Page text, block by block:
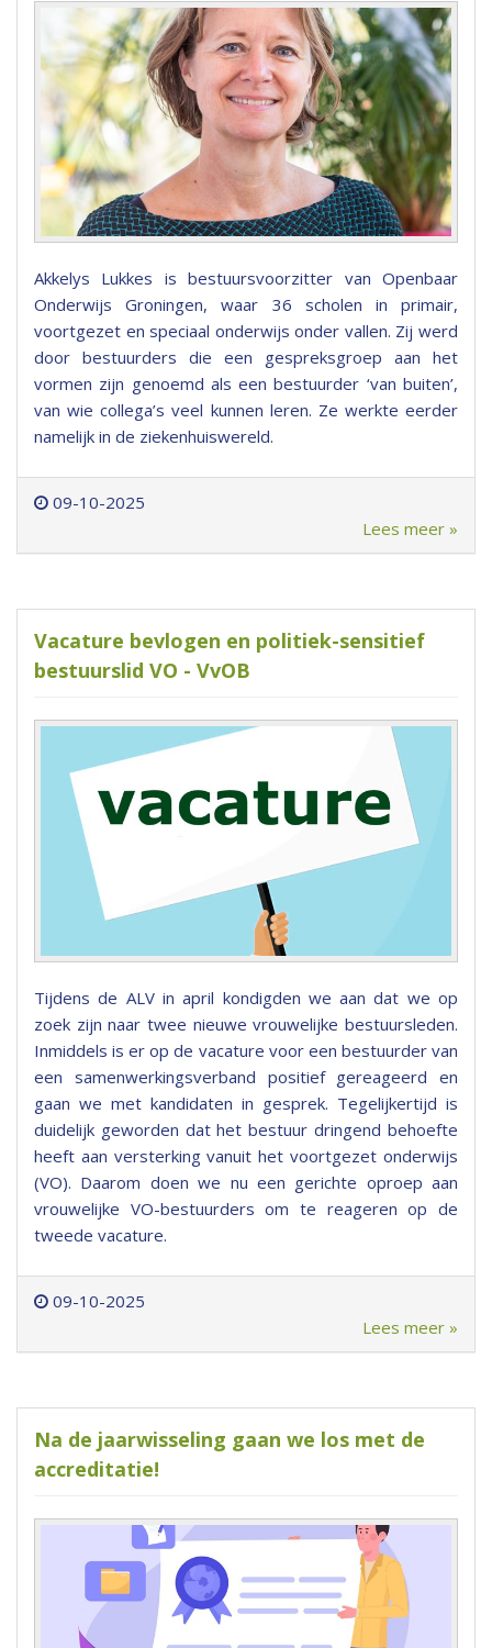
Akkelys Lukkes is bestuursvoorzitter van Openbaar
Onderwijs Groningen, waar 36 scholen in primair,
voortgezet en speciaal onderwijs onder vallen. Zij werd
door bestuurders die een gespreksgroep aan het
vormen zijn genoemd als een bestuurder ‘van buiten’,
van wie collega’s veel kunnen leren. Ze werkte eerder
namelijk in de ziekenhuiswereld.
09-10-2025
Lees meer »
Vacature bevlogen en politiek-sensitief
bestuurslid VO - VvOB
Tijdens de ALV in april kondigden we aan dat we op
zoek zijn naar twee nieuwe vrouwelijke bestuursleden.
Inmiddels is er op de vacature voor een bestuurder van
een samenwerkingsverband positief gereageerd en
gaan we met kandidaten in gesprek. Tegelijkertijd is
duidelijk geworden dat het bestuur dringend behoefte
heeft aan versterking vanuit het voortgezet onderwijs
(VO). Daarom doen we nu een gerichte oproep aan
vrouwelijke VO-bestuurders om te reageren op de
tweede vacature.
09-10-2025
Lees meer »
Na de jaarwisseling gaan we los met de
accreditatie!